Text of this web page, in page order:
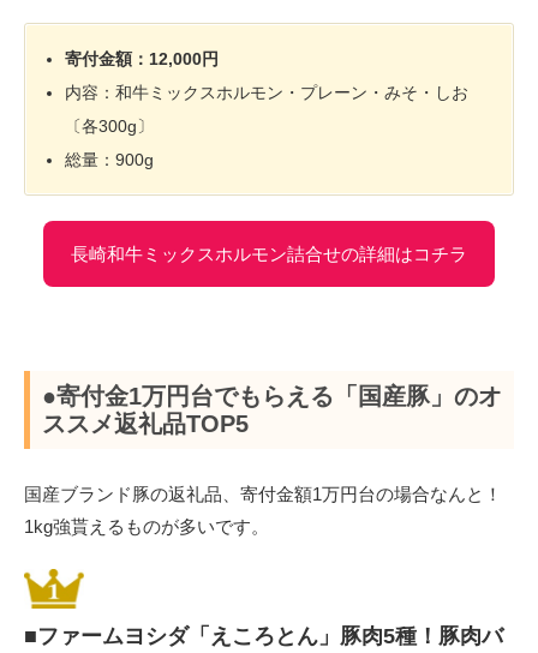
寄付金額：12,000円
内容：和牛ミックスホルモン・プレーン・みそ・しお
〔各300g〕
総量：900g
長崎和牛ミックスホルモン詰合せの詳細はコチラ
●寄付金1万円台でもらえる「国産豚」のオ
ススメ返礼品TOP5
国産ブランド豚の返礼品、寄付金額1万円台の場合なんと！
1kg強貰えるものが多いです。
■ファームヨシダ「えころとん」豚肉5種！豚肉バ